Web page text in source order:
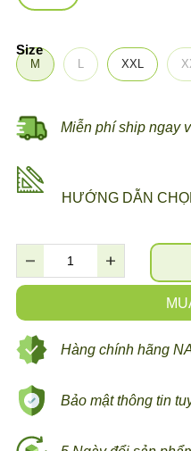
M L XXL
Size
HƯỚNG DẪN
Miễn phí ship ngay
Bảo mật thông tin
Hàng chính hãng